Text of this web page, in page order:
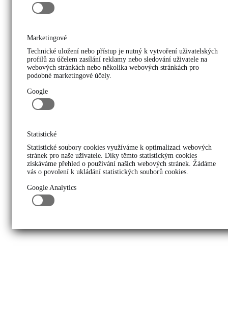
Marketingové
Technické uložení nebo přístup je nutný k vytvoření uživatelských
profilů za účelem zasílání reklamy nebo sledování uživatele na
webových stránkách nebo několika webových stránkách pro
podobné marketingové účely.
Google
Statistické
Statistické soubory cookies využíváme k optimalizaci webových
stránek pro naše uživatele. Díky těmto statistickým cookies
získáváme přehled o používání našich webových stránek. Žádáme
vás o povolení k ukládání statistických souborů cookies.
Google Analytics